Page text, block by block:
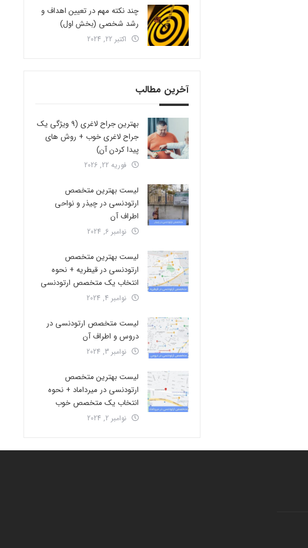
چند نکته مهم در تعیین اهداف و
رشد شخصی (بخش اول)
اکتبر 22, 2024
آخرین مطالب
بهترین جراح لاغری (9 ویژگی یک
جراح لاغری خوب + روش های
پیدا کردن آن)
فوریه 22, 2026
لیست بهترین متخصص
ارتودنسی در چیذر و نواحی
اطراف آن
نوامبر 6, 2024
لیست بهترین متخصص
ارتودنسی در قیطریه + نحوه
انتخاب یک متخصص ارتودنسی
نوامبر 4, 2024
لیست متخصص ارتودنسی در
دروس و اطراف آن
نوامبر 3, 2024
لیست بهترین متخصص
ارتودنسی در میرداماد + نحوه
انتخاب یک متخصص خوب
نوامبر 2, 2024